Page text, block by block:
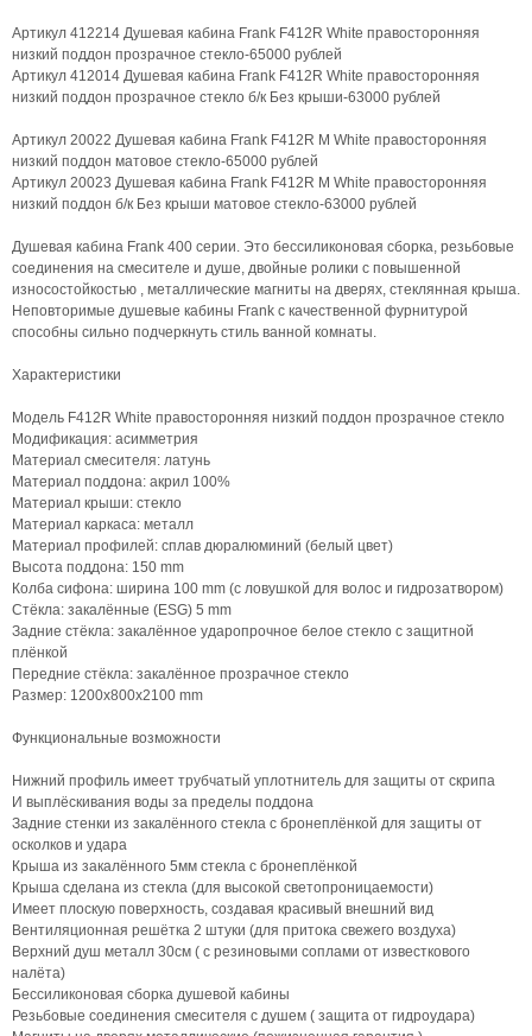
Артикул 412214 Душевая кабина Frank F412R White правосторонняя
низкий поддон прозрачное стекло-65000 рублей
Артикул 412014 Душевая кабина Frank F412R White правосторонняя
низкий поддон прозрачное стекло б/к Без крыши-63000 рублей
Артикул 20022 Душевая кабина Frank F412R М White правосторонняя
низкий поддон матовое стекло-65000 рублей
Артикул 20023 Душевая кабина Frank F412R М White правосторонняя
низкий поддон б/к Без крыши матовое стекло-63000 рублей
Душевая кабина Frank 400 серии. Это бессиликоновая сборка, резьбовые
соединения на смесителе и душе, двойные ролики с повышенной
износостойкостью , металлические магниты на дверях, стеклянная крыша.
Неповторимые душевые кабины Frank с качественной фурнитурой
способны сильно подчеркнуть стиль ванной комнаты.
Характеристики
Модель F412R White правосторонняя низкий поддон прозрачное стекло
Модификация: асимметрия
Материал смесителя: латунь
Материал поддона: акрил 100%
Материал крыши: стекло
Материал каркаса: металл
Материал профилей: сплав дюралюминий (белый цвет)
Высота поддона: 150 mm
Колба сифона: ширина 100 mm (с ловушкой для волос и гидрозатвором)
Стёкла: закалённые (ESG) 5 mm
Задние стёкла: закалённое ударопрочное белое стекло с защитной
плёнкой
Передние стёкла: закалённое прозрачное стекло
Размер: 1200х800х2100 mm
Функциональные возможности
Нижний профиль имеет трубчатый уплотнитель для защиты от скрипа
И выплёскивания воды за пределы поддона
Задние стенки из закалённого стекла с бронеплёнкой для защиты от
осколков и удара
Крыша из закалённого 5мм стекла с бронеплёнкой
Крыша сделана из стекла (для высокой светопроницаемости)
Имеет плоскую поверхность, создавая красивый внешний вид
Вентиляционная решётка 2 штуки (для притока свежего воздуха)
Верхний душ металл 30см ( с резиновыми соплами от известкового
налёта)
Бессиликоновая сборка душевой кабины
Резьбовые соединения смесителя с душем ( защита от гидроудара)